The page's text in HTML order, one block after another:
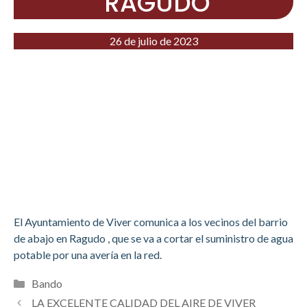
26 de julio de 2023
El Ayuntamiento de Viver comunica a los vecinos del barrio
de abajo en Ragudo , que se va a cortar el suministro de agua
potable por una avería en la red.
Categorías
Bando
LA EXCELENTE CALIDAD DEL AIRE DE VIVER